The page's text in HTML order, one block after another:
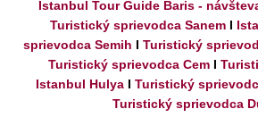
Istanbul Tour Guide Baris -
Turistický sprievodca Sanem I
sprievodca Semih I Turistický
Turistický sprievodca Cem I
Istanbul HulyaI Turistický
Turistický sprievodca